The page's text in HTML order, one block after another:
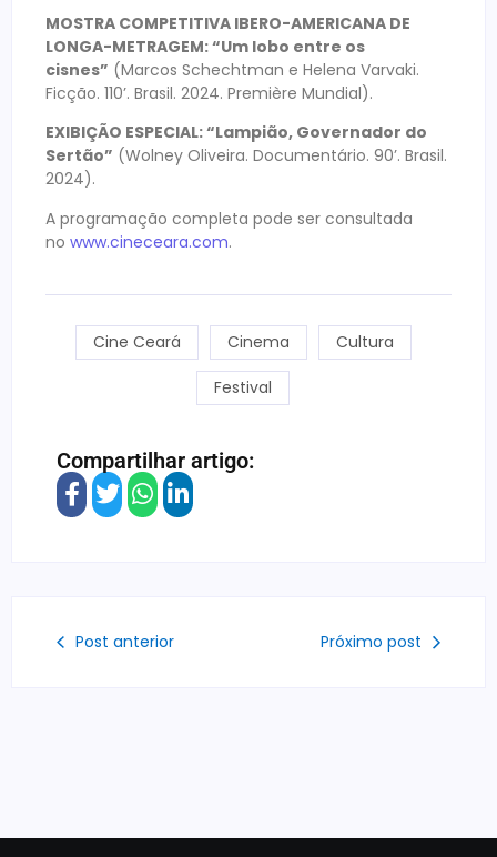
MOSTRA COMPETITIVA IBERO-AMERICANA DE
LONGA-METRAGEM: “Um lobo entre os
cisnes” (Marcos Schechtman e Helena Varvaki.
Ficção. 110’. Brasil. 2024. Première Mundial).
EXIBIÇÃO ESPECIAL: “Lampião, Governador do
Sertão” (Wolney Oliveira. Documentário. 90’. Brasil.
2024).
A programação completa pode ser consultada
no www.cineceara.com.
Cine Ceará Cinema Cultura
Festival
Compartilhar artigo:
Post anterior Próximo post